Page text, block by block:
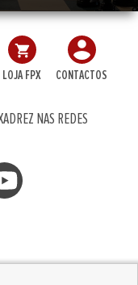
LOJA FPX CONTACTOS
NAS REDES